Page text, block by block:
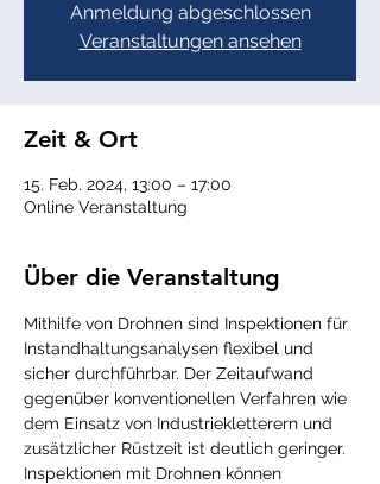
Anmeldung abgeschlossen
Veranstaltungen ansehen
Zeit & Ort
15. Feb. 2024, 13:00 – 17:00
Online Veranstaltung
Über die Veranstaltung
Mithilfe von Drohnen sind Inspektionen für
Instandhaltungsanalysen flexibel und
sicher durchführbar. Der Zeitaufwand
gegenüber konventionellen Verfahren wie
dem Einsatz von Industriekletterern und
zusätzlicher Rüstzeit ist deutlich geringer.
Inspektionen mit Drohnen können